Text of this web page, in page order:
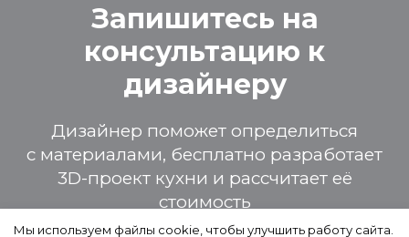
Запишитесь на
консультацию к
дизайнеру
Дизайнер поможет определиться
с материалами, бесплатно разработает
3D-проект кухни и рассчитает её
стоимость
Мы используем файлы cookie, чтобы улучшить работу сайта.